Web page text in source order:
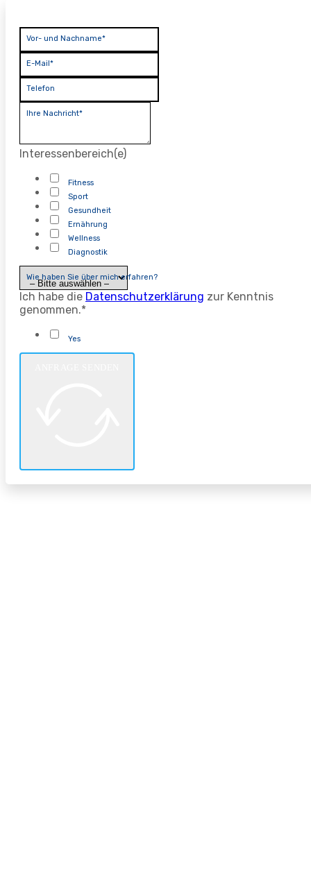
Vor- und Nachname*
E-Mail*
Telefon
Ihre Nachricht*
Interessenbereich(e)
Fitness
Sport
Gesundheit
Ernährung
Wellness
Diagnostik
Wie haben Sie über mich erfahren?
Ich habe die Datenschutzerklärung zur Kenntnis
genommen.*
Yes